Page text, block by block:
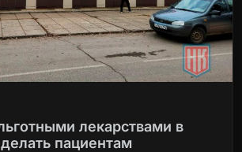
лекарствами в
пациентам